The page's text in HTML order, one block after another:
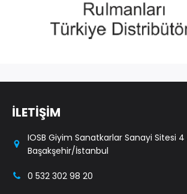
İLETİŞİM
IOSB Giyim Sanatkarlar Sanayi Sitesi 4
Başakşehir/İstanbul
0 532 302 98 20